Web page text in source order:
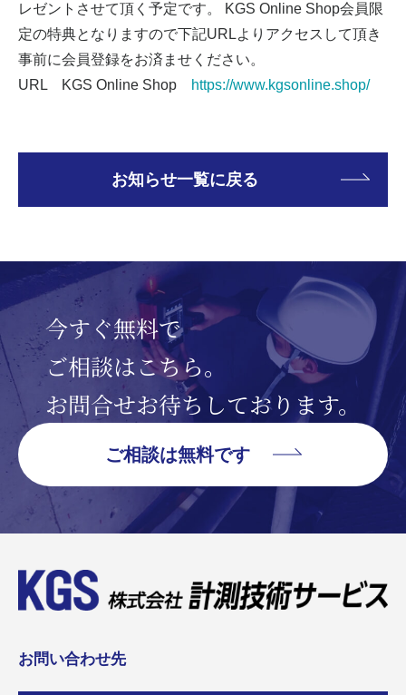
レゼントさせて頂く予定です。 KGS Online Shop会員限
定の特典となりますので下記URLよりアクセスして頂き
事前に会員登録をお済ませください。
URL KGS Online Shop
https://www.kgsonline.shop/
お知らせ一覧に戻る
今すぐ無料で
ご相談はこちら。
お問合せお待ちしております。
ご相談は無料です
お問い合わせ先